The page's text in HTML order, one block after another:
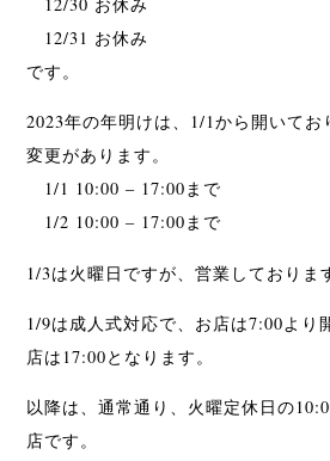
12/31 お休み
です。
2023年の年明けは、1/1から開いてお
変更があります。
1/1 10:00 – 17:00まで
1/2 10:00 – 17:00まで
1/3は火曜日ですが、営業しておりま
1/9は成人式対応で、お店は7:00より
店は17:00となります。
以降は、通常通り、火曜定休日の
店です。